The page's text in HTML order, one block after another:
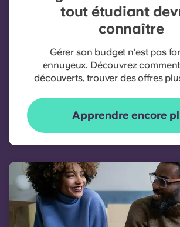
tout étudiant
connaître
Gérer son budget n'est pas
ennuyeux. Découvrez
découverts, trouver des offres
Apprendre encore